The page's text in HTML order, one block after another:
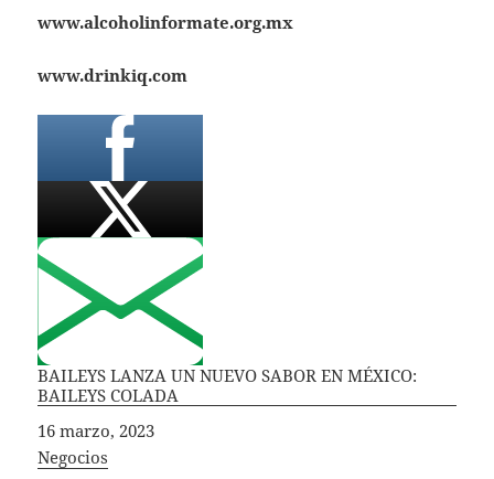
www.alcoholinformate.org.mx
www.drinkiq.com
BAILEYS LANZA UN NUEVO SABOR EN MÉXICO:
BAILEYS COLADA
Fecha
16 marzo, 2023
In relation to
Negocios